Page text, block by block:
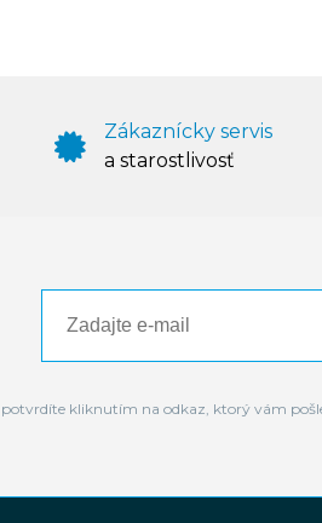
Zákaznícky servis
a starostlivosť
kliknutím na odkaz, ktorý vám